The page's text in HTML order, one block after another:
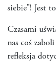
siebie”! Jest
Czasami
nas coś
refleksja